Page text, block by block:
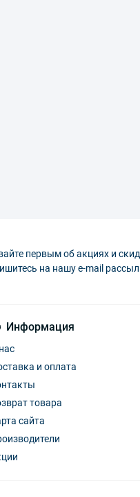
первым об акциях и
на нашу e-mail
Информация
и оплата
товара
сайта